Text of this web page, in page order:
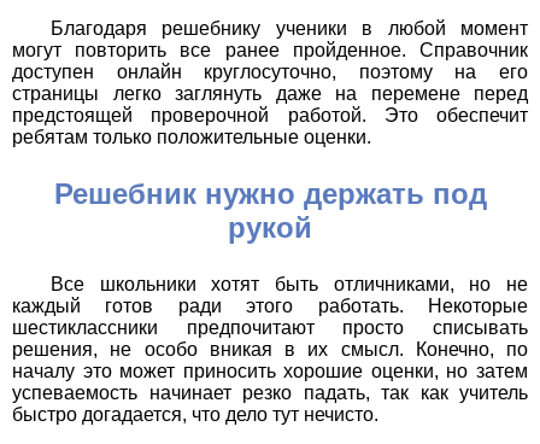
Благодаря решебнику ученики в любой момент
могут повторить все ранее пройденное. Справочник
доступен онлайн круглосуточно, поэтому на его
страницы легко заглянуть даже на перемене перед
предстоящей проверочной работой. Это обеспечит
ребятам только положительные оценки.
Решебник нужно держать под
рукой
Все школьники хотят быть отличниками, но не
каждый готов ради этого работать. Некоторые
шестиклассники предпочитают просто списывать
решения, не особо вникая в их смысл. Конечно, по
началу это может приносить хорошие оценки, но затем
успеваемость начинает резко падать, так как учитель
быстро догадается, что дело тут нечисто.